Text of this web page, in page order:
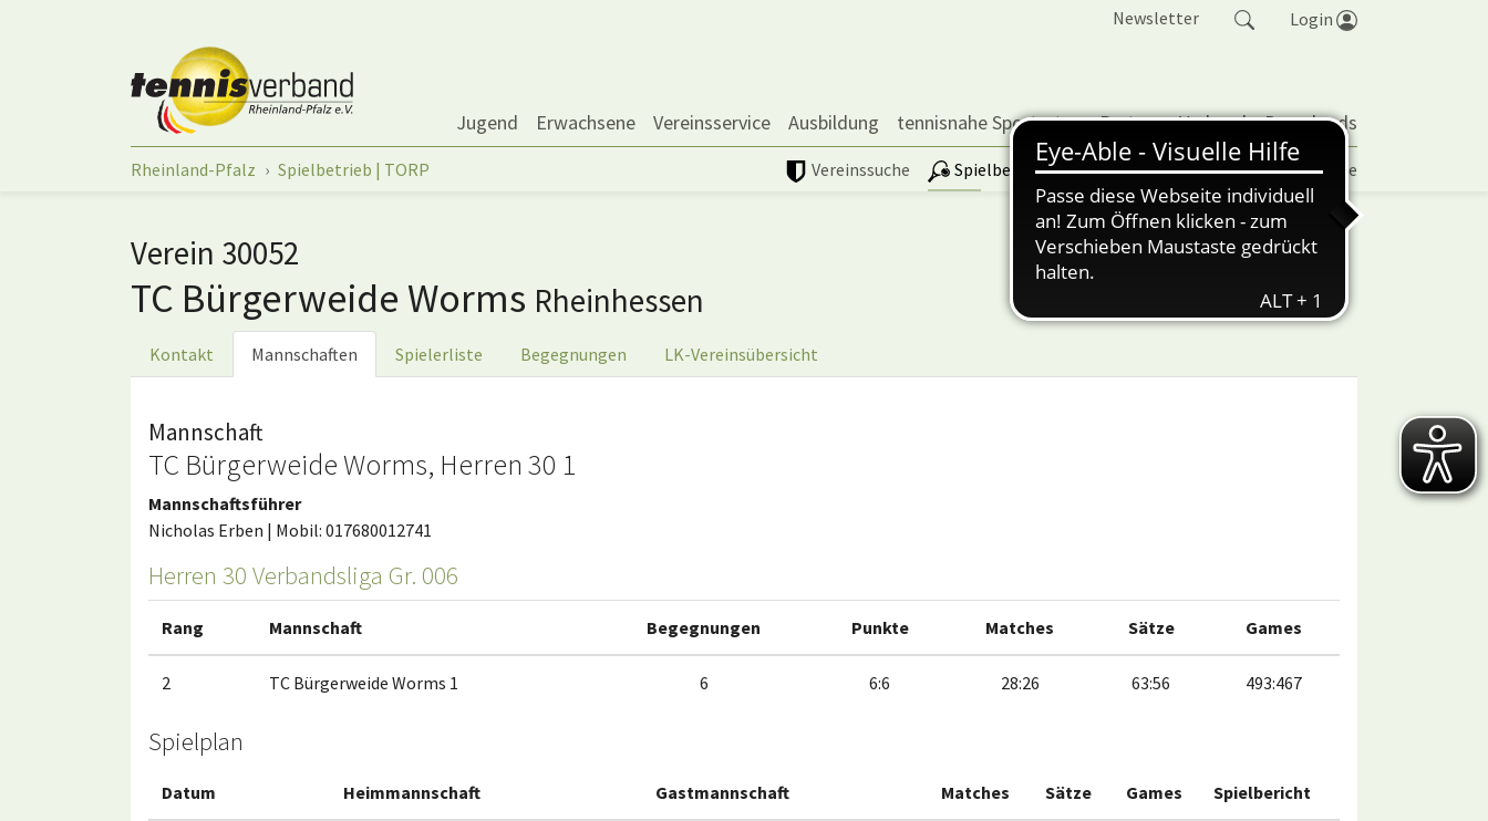
Newsletter Login
Jugend Erwachsene Vereinsservice Ausbildung tennisnahe Sportarten Partner Verband Downloads
Vereinssuche Spielbetrieb | TORP Vereinspokal Turniere
Sie sind hier:
Rheinland-Pfalz Spielbetrieb | TORP
Verein 30052
TC Bürgerweide Worms Rheinhessen
Kontakt Mannschaften Spielerliste Begegnungen LK-Vereinsübersicht
Mannschaft
TC Bürgerweide Worms, Herren 30 1
Mannschaftsführer
Nicholas Erben | Mobil: 017680012741
Herren 30 Verbandsliga Gr. 006
Rang Mannschaft Begegnungen Punkte Matches Sätze Games
2 TC Bürgerweide Worms 1 6 6:6 28:26 63:56 493:467
Spielplan
Datum Heimmannschaft Gastmannschaft Matches Sätze Games Spielbericht